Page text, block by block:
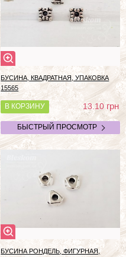
БУСИНА, КВАДРАТНАЯ, УПАКОВКА
15565
В КОРЗИНУ 13.10грн
БЫСТРЫЙ ПРОСМОТР
БУСИНА РОНДЕЛЬ, ФИГУРНАЯ,